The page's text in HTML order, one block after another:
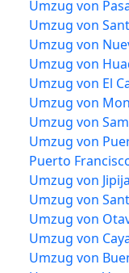
Umzug von
Umzug von
Umzug von
Umzug von
Umzug von El
Umzug von
Umzug von
Umzug von
Puerto
Umzug von
Umzug von
Umzug von
Umzug von
Umzug von